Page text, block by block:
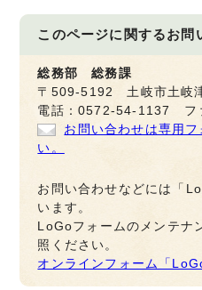
このページに関するお問
総務部 総務課
〒509-5192 土岐市土岐
電話：0572-54-1137 フ
お問い合わせは専用
い。
お問い合わせなどには「
います。
LoGoフォームのメンテナ
照ください。
オンラインフォーム「